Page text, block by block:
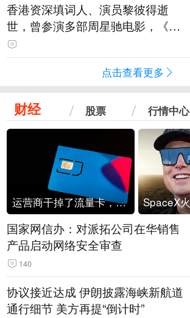
香港资深填词人、演员黎彼得逝
世，曾参演多部周星驰电影，《财
神到》由他填词
点击查看更多
财经 股票 行情中心
运营商干掉了流量卡，他们真的玩不起了
国家网信办：对派拓公司在华销售
产品启动网络安全审查
140
协议接近达成 伊朗披露海峡新航道
通行细节 美方再提“倒计时”